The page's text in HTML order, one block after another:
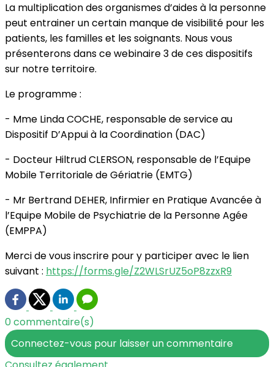
La multiplication des organismes d’aides à la personne
peut entrainer un certain manque de visibilité pour les
patients, les familles et les soignants. Nous vous
présenterons dans ce webinaire 3 de ces dispositifs
sur notre territoire.
Le programme :
- Mme Linda COCHE, responsable de service au
Dispositif D’Appui à la Coordination (DAC)
- Docteur Hiltrud CLERSON, responsable de l’Equipe
Mobile Territoriale de Gériatrie (EMTG)
- Mr Bertrand DEHER, Infirmier en Pratique Avancée à
l’Equipe Mobile de Psychiatrie de la Personne Agée
(EMPPA)
Merci de vous inscrire pour y participer avec le lien
suivant : https://forms.gle/Z2WLSrUZ5oP8zzxR9
0 commentaire(s)
Connectez-vous pour laisser un commentaire